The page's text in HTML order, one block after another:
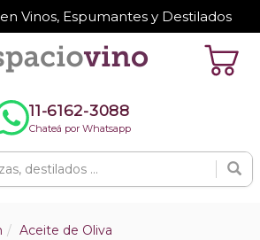
Vinos, Espumantes y Destilados
11-6162-3088
Chateá por Whatsapp
Aceite de Oliva